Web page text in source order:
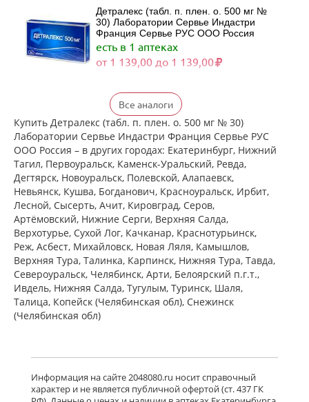
Детралекс (табл. п. плен. о. 500 мг №
30) Лаборатории Сервье Индастри
Франция Сервье РУС ООО Россия
есть в 1 аптеках
от 1 139,00 до 1 139,00
Детралекс (табл. п. плен. о. 500 мг №
60) Лаборатории Сервье Индастри
Франция Сервье РУС ООО Россия
есть в 1 аптеках
от 2 164,00 до 2 164,00
Венарус (табл. п. плен. о. 50 мг+450
мг № 30) Алиум АО (Московская
обл,.рп. Оболенск) Россия
есть в 1 аптеках
от 1 183,00 до 1 183,00
Венарус (табл. п. плен. о. 50 мг+450
мг № 60) Алиум АО (Московская
обл,.рп. Оболенск) Россия
есть в 1 аптеках
от 2 079,00 до 2 079,00
Детралекс (табл. п. плен. о. 1000 мг
№ 60) Лаборатории Сервье
Индастри Франция Сервье РУС ООО
Россия
Все аналоги
Купить Детралекс (табл. п. плен. о. 500 мг № 30)
Лаборатории Сервье Индастри Франция Сервье РУС
ООО Россия – в других городах: Екатеринбург, Нижний
Тагил, Первоуральск, Каменск-Уральский, Ревда,
Дегтярск, Новоуральск, Полевской, Алапаевск,
Невьянск, Кушва, Богданович, Красноуральск, Ирбит,
Лесной, Сысерть, Ачит, Кировград, Серов,
Артёмовский, Нижние Cерги, Верхняя Салда,
Верхотурье, Сухой Лог, Качканар, Краснотурьинск,
Реж, Асбест, Михайловск, Новая Ляля, Камышлов,
Верхняя Тура, Талинка, Карпинск, Нижняя Тура, Тавда,
Североуральск, Челябинск, Арти, Белоярский п.г.т.,
Ивдель, Нижняя Салда, Тугулым, Туринск, Шаля,
Талица, Копейск (Челябинская обл), Снежинск
(Челябинская обл)
Информация на сайте 2048080.ru носит справочный
характер и не является публичной офертой (ст. 437 ГК